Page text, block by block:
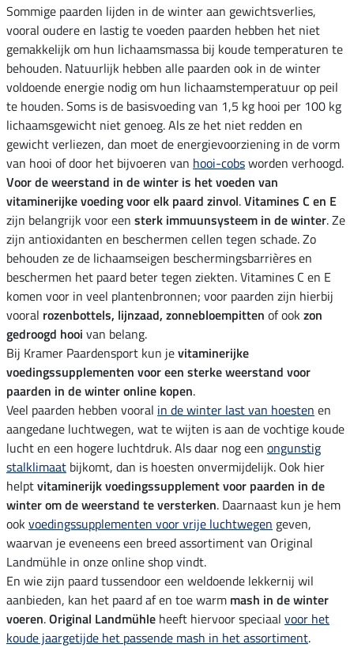
Sommige paarden lijden in de winter aan gewichtsverlies,
vooral oudere en lastig te voeden paarden hebben het niet
gemakkelijk om hun lichaamsmassa bij koude temperaturen te
behouden. Natuurlijk hebben alle paarden ook in de winter
voldoende energie nodig om hun lichaamstemperatuur op peil
te houden. Soms is de basisvoeding van 1,5 kg hooi per 100 kg
lichaamsgewicht niet genoeg. Als ze het niet redden en
gewicht verliezen, dan moet de energievoorziening in de vorm
van hooi of door het bijvoeren van hooi-cobsworden verhoogd.
Voor de weerstand in de winter is het voeden van
vitaminerijke voeding voor elk paard zinvol.Vitamines C en E
zijn belangrijk voor een sterk immuunsysteem in de winter. Ze
zijn antioxidanten en beschermen cellen tegen schade. Zo
behouden ze de lichaamseigen beschermingsbarrières en
beschermen het paard beter tegen ziekten. Vitamines C en E
komen voor in veel plantenbronnen; voor paarden zijn hierbij
vooral rozenbottels, lijnzaad, zonnebloempitten of ook zon
gedroogd hooi van belang.
Bij Kramer Paardensport kun jevitaminerijke
voedingssupplementen voor een sterke weerstand voor
paarden in de winter online kopen.
Veel paarden hebben vooral in de winter last van hoesten en
aangedane luchtwegen, wat te wijten is aan de vochtige koude
lucht en een hogere luchtdruk. Als daar nog een ongunstig
stalklimaat bijkomt, dan is hoesten onvermijdelijk. Ook hier
helptvitaminerijk voedingssupplement voor paarden in de
winter om de weerstand te versterken. Daarnaast kun je hem
ook voedingssupplementen voor vrije luchtwegen geven,
waarvan je eveneens een breed assortiment van Original
Landmühle in onze online shop vindt.
En wie zijn paard tussendoor een weldoende lekkernij wil
aanbieden, kan het paard af en toe warm mash in de winter
voeren.Original Landmühle heeft hiervoor speciaal voor het
koude jaargetijde het passende mash in het assortiment.